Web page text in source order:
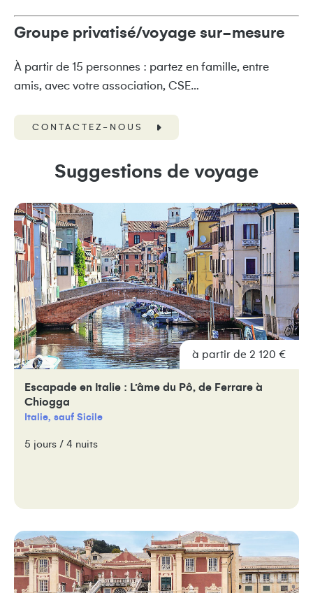
Groupe privatisé/voyage sur-mesure
À partir de 15 personnes : partez en famille, entre
amis, avec votre association, CSE…
CONTACTEZ-NOUS
Suggestions de voyage
à partir de 2 120 €
Escapade en Italie : L’âme du Pô, de Ferrare à
Chiogga
Italie, sauf Sicile
5 jours / 4 nuits